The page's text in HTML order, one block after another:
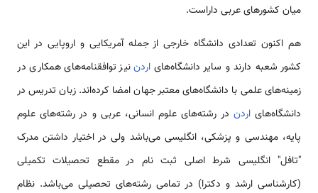
میان کشورهای عربی داراست.
هم اکنون تعدادی دانشگاه خارجی از جمله آمریکایی و اروپایی در این
کشور شعبه دارند و سایر دانشگاه‌هایاردننیز توافقنامه‌های همکاری در
زمینه‌های علمی‌ با دانشگاه‌های معتبر جهان امضا کرده‌اند. زبان تدریس در
دانشگاه‌هایاردن در رشته‌های علوم انسانی، عربی و در رشته‌های علوم
پایه، مهندسی و پزشکی، انگلیسی می‌باشد ولی در اختیار داشتن مدرک
"تافل" انگلیسی شرط اصلی ثبت نام در مقطع تحصیلات تکمیلی
(کارشناسی ارشد و دکترا) در تمامی‌ رشته‌های تحصیلی می‌باشد. نظام